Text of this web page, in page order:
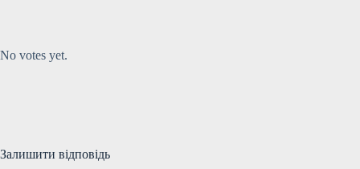
No votes yet.
Залишити відповідь